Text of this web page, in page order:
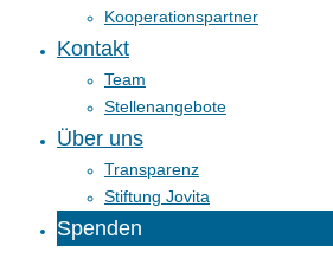
Kooperationspartner
Kontakt
Team
Stellenangebote
Über uns
Transparenz
Stiftung Jovita
Spenden